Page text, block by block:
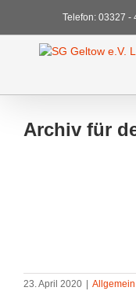
springen
Telefon: 03327 -
Archiv für
23. April 2020 Allgemein